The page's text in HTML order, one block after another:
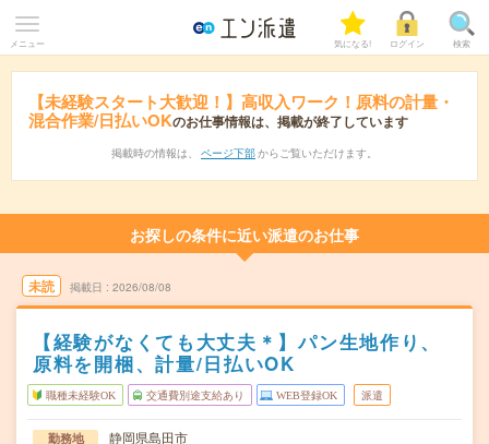
メニュー 気になる! ログイン 検索
【未経験スタート大歓迎！】高収入ワーク！原料の計量・
混合作業/日払いOKのお仕事情報は、掲載が終了しています
掲載時の情報は、 ページ下部 からご覧いただけます。
お探しの条件に近い派遣のお仕事
未読 掲載日 2026/08/08
【経験がなくても大丈夫＊】パン生地作り、
原料を開梱、計量/日払いOK
職種未経験OK 交通費別途支給あり WEB登録OK 派遣
勤務地
静岡県島田市